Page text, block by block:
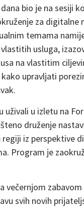
bio je na sesiji
za
temama
usluga,
na vlastitim
upravljati
uživali u izletu na
druženje
iz perspektive
Program je
večernjom
svih novih